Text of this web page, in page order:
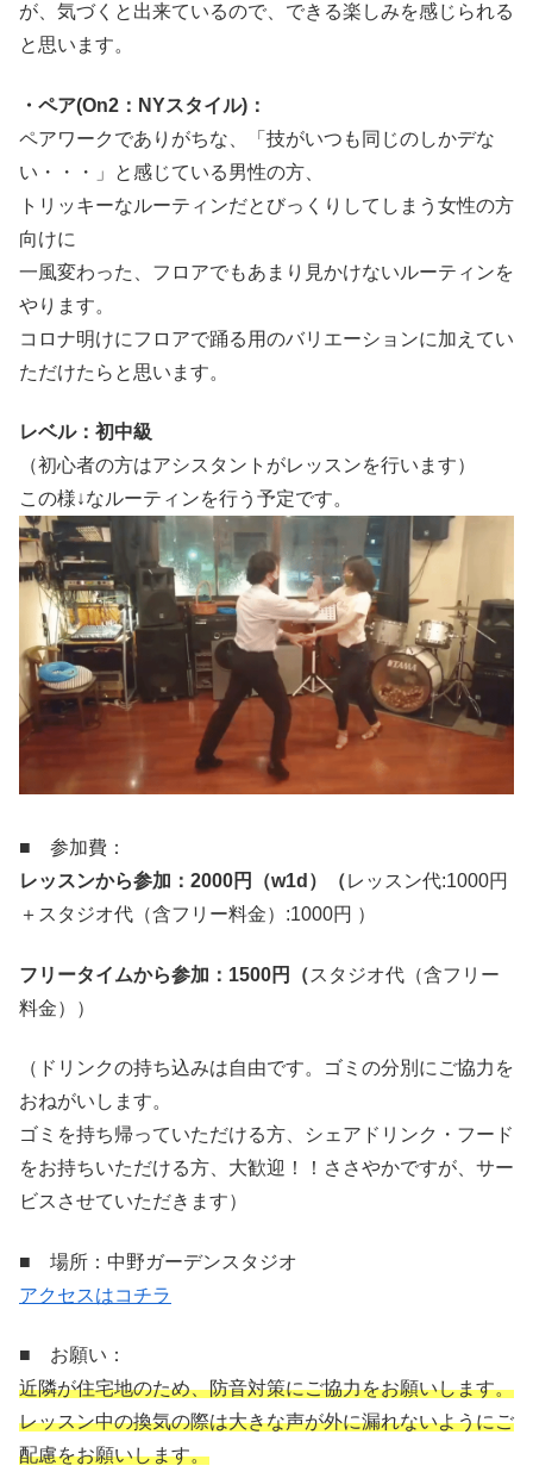
が、気づくと出来ているので、できる楽しみを感じられる
と思います。
・ペア(On2：NYスタイル)：
ペアワークでありがちな、「技がいつも同じのしかデな
い・・・」と感じている男性の方、
トリッキーなルーティンだとびっくりしてしまう女性の方
向けに
一風変わった、フロアでもあまり見かけないルーティンを
やります。
コロナ明けにフロアで踊る用のバリエーションに加えてい
ただけたらと思います。
レベル：初中級
（初心者の方はアシスタントがレッスンを行います）
この様↓なルーティンを行う予定です。
■ 参加費：
レッスンから参加： 2000円（w1d）（レッスン代:1000円
＋スタジオ代（含フリー料金）:1000円 ）
フリータイムから参加： 1500円（スタジオ代（含フリー
料金））
（ドリンクの持ち込みは自由です。ゴミの分別にご協力を
おねがいします。
ゴミを持ち帰っていただける方、シェアドリンク・フード
をお持ちいただける方、大歓迎！！ささやかですが、サー
ビスさせていただきます）
■ 場所：中野ガーデンスタジオ
アクセスはコチラ
■ お願い：
近隣が住宅地のため、防音対策にご協力をお願いします。
レッスン中の換気の際は大きな声が外に漏れないようにご
配慮をお願いします。